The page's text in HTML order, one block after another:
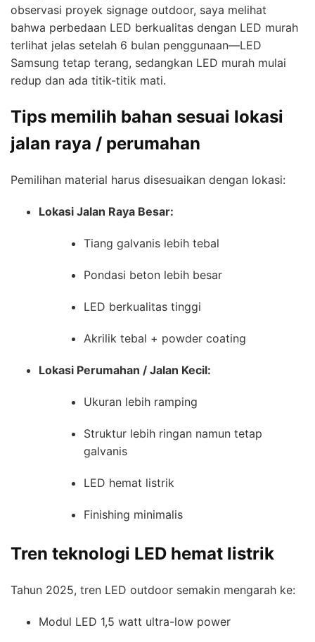
observasi proyek signage outdoor, saya melihat
bahwa perbedaan LED berkualitas dengan LED murah
terlihat jelas setelah 6 bulan penggunaan—LED
Samsung tetap terang, sedangkan LED murah mulai
redup dan ada titik-titik mati.
Tips memilih bahan sesuai lokasi
jalan raya / perumahan
Pemilihan material harus disesuaikan dengan lokasi:
Lokasi Jalan Raya Besar:
Tiang galvanis lebih tebal
Pondasi beton lebih besar
LED berkualitas tinggi
Akrilik tebal + powder coating
Lokasi Perumahan / Jalan Kecil:
Ukuran lebih ramping
Struktur lebih ringan namun tetap
galvanis
LED hemat listrik
Finishing minimalis
Tren teknologi LED hemat listrik
Tahun 2025, tren LED outdoor semakin mengarah ke:
Modul LED 1,5 watt ultra-low power